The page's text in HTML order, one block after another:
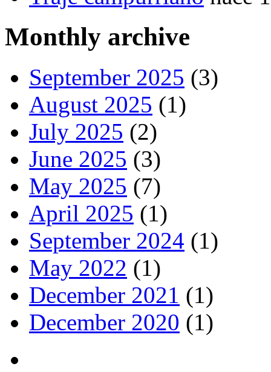
Monthly archive
September 2025 (3)
August 2025 (1)
July 2025 (2)
June 2025 (3)
May 2025 (7)
April 2025 (1)
September 2024 (1)
May 2022 (1)
December 2021 (1)
December 2020 (1)